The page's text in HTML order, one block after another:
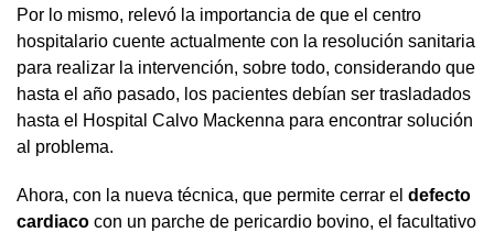
Por lo mismo, relevó la importancia de que el centro
hospitalario cuente actualmente con la resolución sanitaria
para realizar la intervención, sobre todo, considerando que
hasta el año pasado, los pacientes debían ser trasladados
hasta el Hospital Calvo Mackenna para encontrar solución
al problema.
Ahora, con la nueva técnica, que permite cerrar el defecto
cardiaco con un parche de pericardio bovino, el facultativo